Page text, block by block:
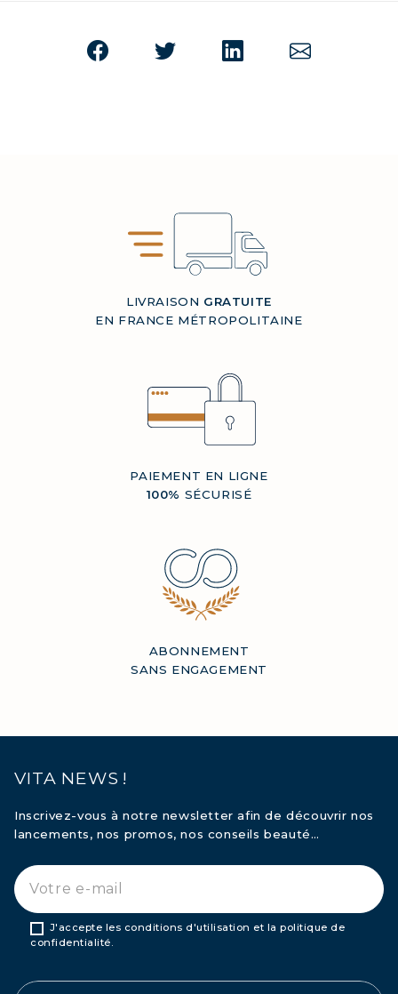
LIVRAISON GRATUITE
EN FRANCE MÉTROPOLITAINE
PAIEMENT EN LIGNE
100% SÉCURISÉ
ABONNEMENT
SANS ENGAGEMENT
VITA NEWS !
Inscrivez-vous à notre newsletter afin de découvrir nos
lancements, nos promos, nos conseils beauté…
J'accepte les conditions d'utilisation et la politique de
confidentialité.